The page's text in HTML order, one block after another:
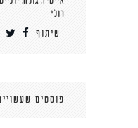
רולי
שיתוף
פוסטים